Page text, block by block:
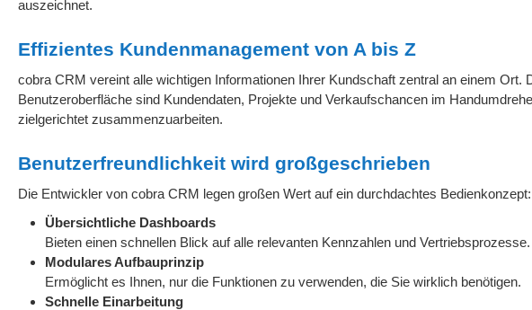
auszeichnet.
Effizientes Kundenmanagement von A bis Z
cobra CRM vereint alle wichtigen Informationen Ihrer Kundschaft zentral an einem Ort.
Benutzeroberfläche sind Kundendaten, Projekte und Verkaufschancen im
zielgerichtet zusammenzuarbeiten.
Benutzerfreundlichkeit wird großgeschrieben
Die Entwickler von cobra CRM legen großen Wert auf ein durchdachtes Bedienkonzept:
Übersichtliche Dashboards
Bieten einen schnellen Blick auf alle relevanten Kennzahlen und Vertriebsprozesse.
Modulares Aufbauprinzip
Ermöglicht es Ihnen, nur die Funktionen zu verwenden, die Sie wirklich benötigen.
Schnelle Einarbeitung